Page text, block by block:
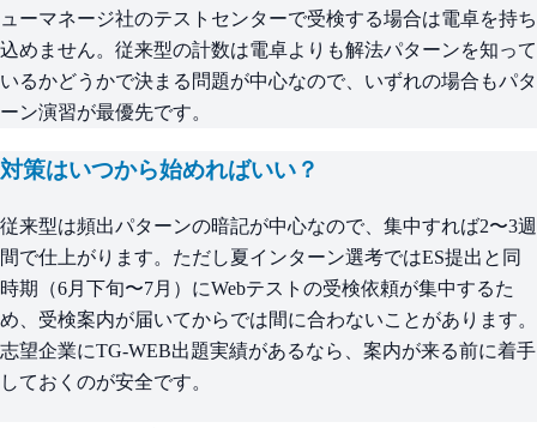
ューマネージ社のテストセンターで受検する場合は電卓を持ち
込めません。従来型の計数は電卓よりも解法パターンを知って
いるかどうかで決まる問題が中心なので、いずれの場合もパタ
ーン演習が最優先です。
対策はいつから始めればいい？
従来型は頻出パターンの暗記が中心なので、集中すれば2〜3週
間で仕上がります。ただし夏インターン選考ではES提出と同
時期（6月下旬〜7月）にWebテストの受検依頼が集中するた
め、受検案内が届いてからでは間に合わないことがあります。
志望企業にTG-WEB出題実績があるなら、案内が来る前に着手
しておくのが安全です。